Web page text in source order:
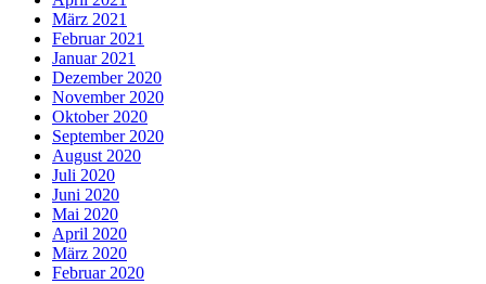
März 2021
Februar 2021
Januar 2021
Dezember 2020
November 2020
Oktober 2020
September 2020
August 2020
Juli 2020
Juni 2020
Mai 2020
April 2020
März 2020
Februar 2020